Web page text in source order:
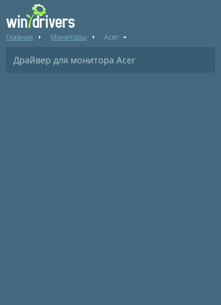
Главная Мониторы Acer
Драйвер для монитора Acer